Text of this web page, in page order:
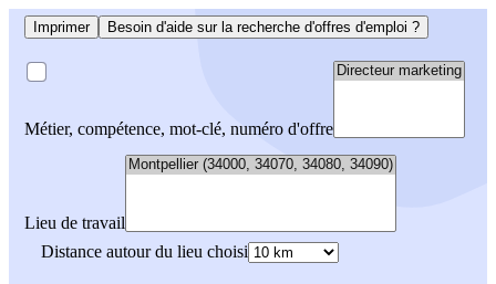
Imprimer Besoin d'aide sur la recherche d'offres d'emploi ?
Métier, compétence, mot-clé, numéro d'offre
Lieu de travail
Distance autour du lieu choisi